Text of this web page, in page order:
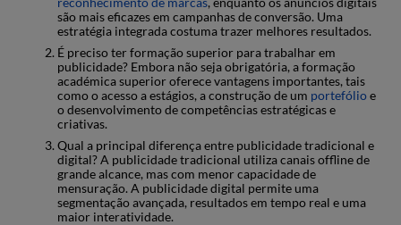
são mais eficazes em campanhas de conversão. Uma
estratégia integrada costuma trazer melhores resultados.
É preciso ter formação superior para trabalhar em
publicidade? Embora não seja obrigatória, a formação
académica superior oferece vantagens importantes, tais
como o acesso a estágios, a construção de um portefólioe
o desenvolvimento de competências estratégicas e
criativas.
Qual a principal diferença entre publicidade tradicional e
digital? A publicidade tradicional utiliza canais offline de
grande alcance, mas com menor capacidade de
mensuração. A publicidade digital permite uma
segmentação avançada, resultados em tempo real e uma
maior interatividade.